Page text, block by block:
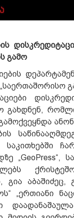
გამო
გახდნენ,
„GeoPress“,
აბაშიძეც,
„ერთიანი